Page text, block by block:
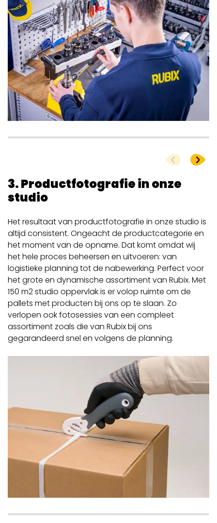
3. Productfotografie in onze
studio
Het resultaat van productfotografie in onze studio is
altijd consistent. Ongeacht de productcategorie en
het moment van de opname. Dat komt omdat wij
het hele proces beheersen en uitvoeren: van
logistieke planning tot de nabewerking. Perfect voor
het grote en dynamische assortiment van Rubix. Met
150 m2 studio oppervlak is er volop ruimte om de
pallets met producten bij ons op te slaan. Zo
verlopen ook fotosessies van een compleet
assortiment zoals die van Rubix bij ons
gegarandeerd snel en volgens de planning.